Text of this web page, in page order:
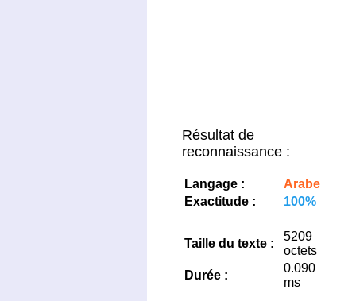
Résultat de
reconnaissance :
Langage :
Arabe
Exactitude :
100%
Taille du texte :
5209
octets
Durée :
0.090
ms